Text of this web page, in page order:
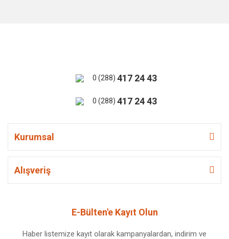
0 (288) 417 24 43
0 (288) 417 24 43
Kurumsal
Alışveriş
E-Bülten'e Kayıt Olun
Haber listemize kayıt olarak kampanyalardan, indirim ve